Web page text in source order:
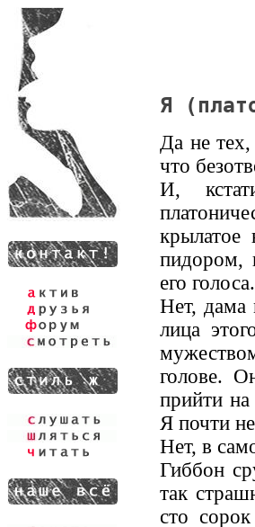
Я
Да не
что
И,
пидором,
его голоса.
Нет, дама
лица
голове.
прийти
Я почти
Нет, в
Гиббон
так
сто